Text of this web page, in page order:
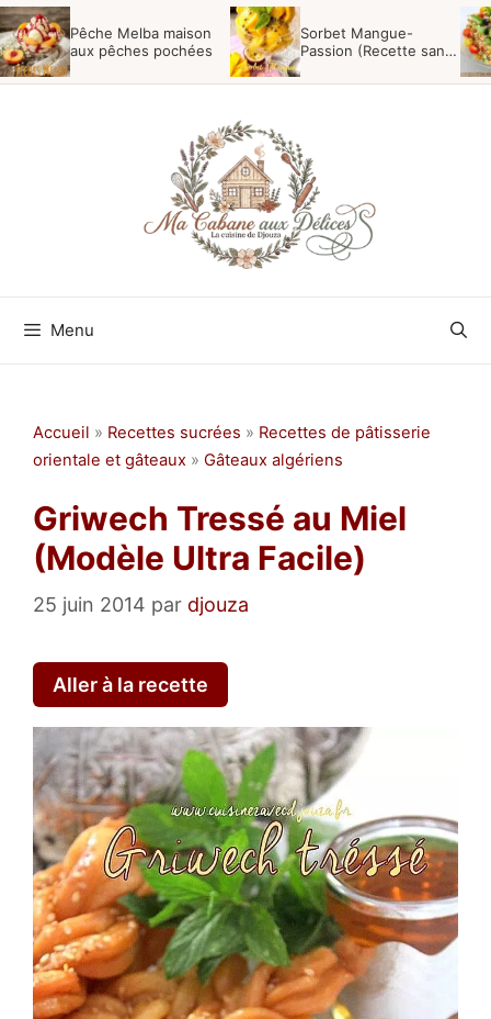
Aller
au
contenu
Pêche Melba maison
aux pêches pochées
Sorbet Mangue-
Passion (Recette sans
Menu
Accueil » Recettes sucrées » Recettes de pâtisserie
orientale et gâteaux » Gâteaux algériens
Griwech Tressé au Miel
(Modèle Ultra Facile)
25 juin 2014 par djouza
Aller à la recette